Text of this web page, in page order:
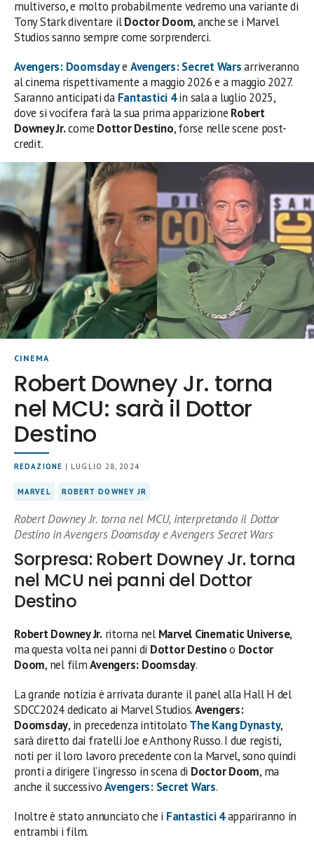
multiverso, e molto probabilmente vedremo una variante di
Tony Stark diventare ilDoctor Doom, anche se i Marvel
Studios sanno sempre come sorprenderci.
Avengers: Doomsdaye Avengers: Secret Warsarriveranno
al cinema rispettivamente a maggio 2026 e a maggio 2027.
Saranno anticipati da Fantastici 4in sala a luglio 2025,
dove si vocifera farà la sua prima apparizione Robert
Downey Jr.come Dottor Destino, forse nelle scene post-
credit.
CINEMA
Robert Downey Jr. torna
nel MCU: sarà il Dottor
Destino
REDAZIONE | LUGLIO 28, 2024
MARVEL ROBERT DOWNEY JR
Robert Downey Jr. torna nel MCU, interpretando il Dottor
Destino in Avengers Doomsday e Avengers Secret Wars
Sorpresa: Robert Downey Jr. torna
nel MCU nei panni del Dottor
Destino
Robert Downey Jr.ritorna nel Marvel Cinematic Universe,
ma questa volta nei panni di Dottor Destinoo Doctor
Doom, nel filmAvengers: Doomsday.
La grande notizia è arrivata durante il panel alla Hall H del
SDCC2024 dedicato ai Marvel Studios.Avengers:
Doomsday, in precedenza intitolato The Kang Dynasty,
sarà diretto dai fratelli Joe e Anthony Russo. I due registi,
noti per il loro lavoro precedente con la Marvel, sono quindi
pronti a dirigere l’ingresso in scena di Doctor Doom, ma
anche il successivoAvengers: Secret Wars.
Inoltre è stato annunciato che i Fantastici 4appariranno in
entrambi i film.